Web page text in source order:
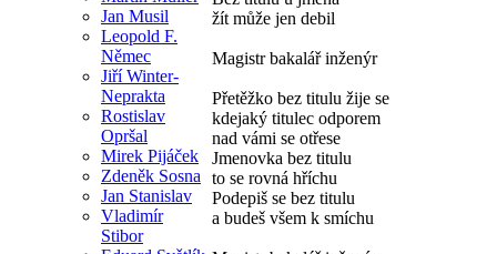
Jan Musil
Leopold F.
Němec
Jiří Winter-
Neprakta
Rostislav
Opršal
Mirek Pijáček
Zdeněk Sosna
Jan Stanislav
Vladimír
Stibor
žít může jen debil
Magistr bakalář inženýr
Přetěžko bez titulu žije se
kdejaký titulec odporem
nad vámi se otřese
Jmenovka bez titulu
to se rovná hříchu
Podepiš se bez titulu
a budeš všem k smíchu